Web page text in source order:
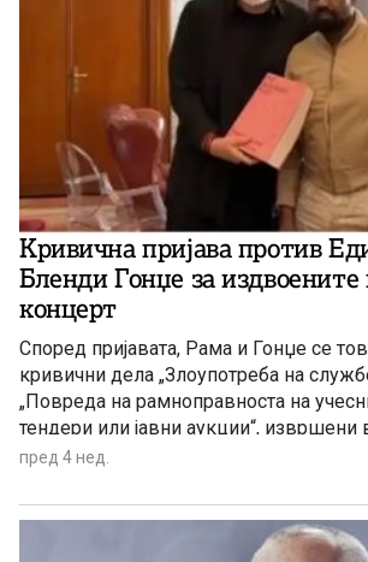
Кривична пријава против
Бленди Гонџе за издвоените
концерт
Според пријавата, Рама и Гонџе се
кривични дела „Злоупотреба на
„Повреда на рамноправноста на
тендери или јавни аукции“, извршени
пред 4 нед.